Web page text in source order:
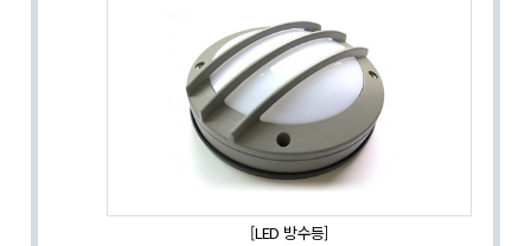
[LED 방수등]